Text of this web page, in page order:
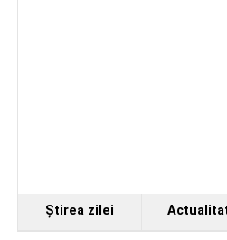
Spectacol de vals
pași de dans”
Ştirea zilei